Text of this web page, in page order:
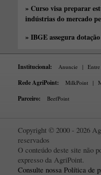
» Curso visa preparar
indústrias do mercado
» IBGE assegura
Institucional: Anuncie |
Rede AgriPoint: MilkPoint |
Parceiro: BeefPoint
Copyright © 2000 - 2026
reservados
O conteúdo deste site não
expresso da AgriPoint.
Consulte nossa Política de